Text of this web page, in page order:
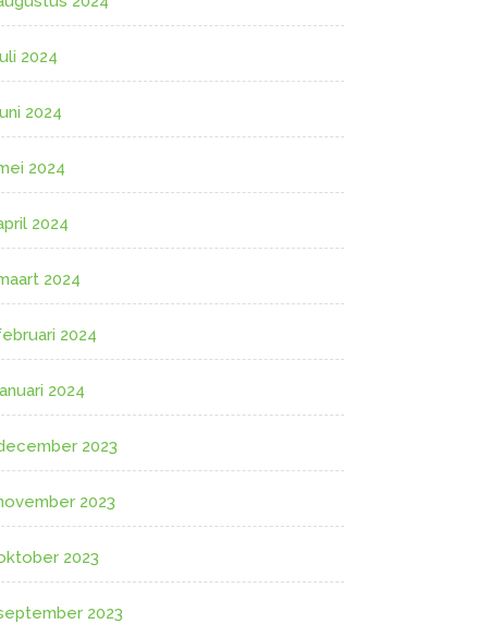
2024
2024
2024
2024
2024
2024
2024
2023
2023
2023
2023